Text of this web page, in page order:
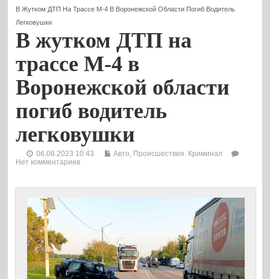
В Жутком ДТП На Трассе М-4 В Воронежской Области Погиб Водитель
Легковушки
В жутком ДТП на
трассе М-4 в
Воронежской области
погиб водитель
легковушки
06.08.2023 10:43 Авто Происшествия. Криминал
Нет комментариев